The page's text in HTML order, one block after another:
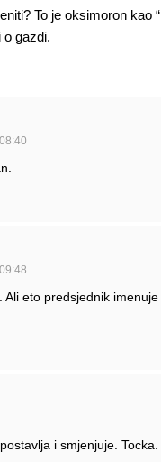
To je oksimoron kao
o gazdi.
eto predsjednik
i smjenjuje. Tocka.